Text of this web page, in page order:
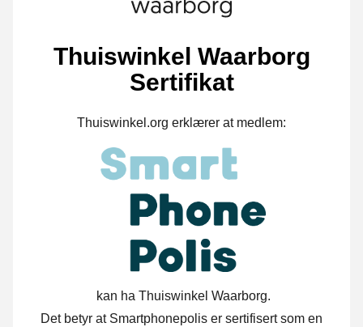
Thuiswinkel Waarborg
Sertifikat
Thuiswinkel.org erklærer at medlem:
kan ha Thuiswinkel Waarborg.
Det betyr at Smartphonepolis er sertifisert som en